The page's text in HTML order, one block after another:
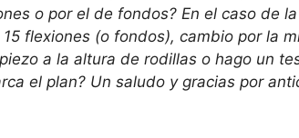
o por el de fondos? En el caso de
flexiones (o fondos), cambio por la
a la altura de rodillas o hago un
el plan? Un saludo y gracias por